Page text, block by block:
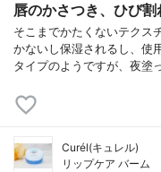
唇のかさつき、ひび割
そこまでかたくないテクス
かないし保湿されるし、使
タイプのようですが、夜塗
Curél(キュレル)
リップケア バーム